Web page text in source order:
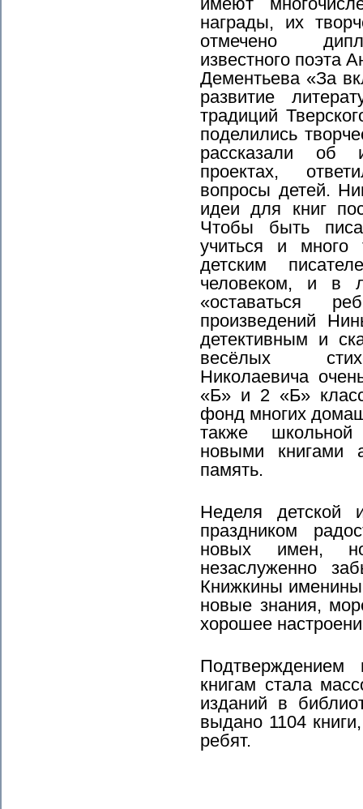
награды, их
отмечено
известного поэта
Дементьева «За
развитие
традиций
поделились
рассказали об
проектах,
вопросы детей.
идеи для книг
Чтобы быть
учиться и много
детским
человеком, и в
«оставаться
произведений
детективным и
весёлых
Николаевича
«Б» и 2 «Б»
фонд многих
также школьной
новыми книгами
память.
Неделя детской
праздником
новых имен,
незаслуженно
Книжкины
новые знания,
хорошее
Подтверждением
книгам стала
изданий в
выдано 1104
ребят.